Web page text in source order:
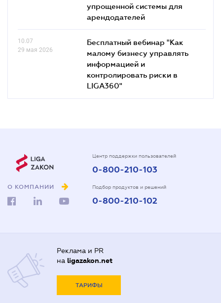
упрощенной системы для
арендодателей
10.07
29 мая 2026
Бесплатный вебинар "Как
малому бизнесу управлять
информацией и
контролировать риски в
LIGA360"
О КОМПАНИИ
Центр поддержки пользователей
0-800-210-103
Подбор продуктов и решений
0-800-210-102
Реклама и PR
на ligazakon.net
ТАРИФЫ